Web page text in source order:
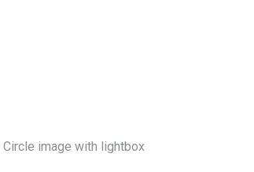
Circle image with lightbox